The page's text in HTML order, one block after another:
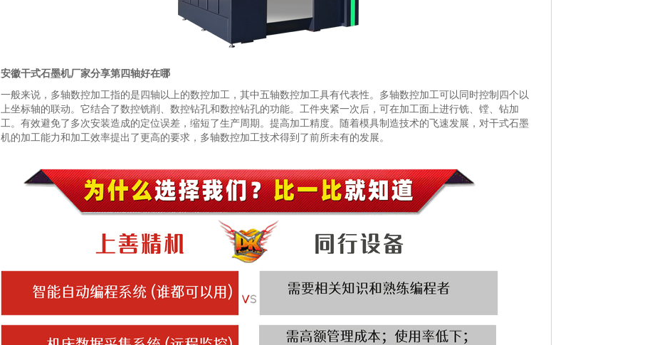
安徽干式石墨机厂家分享第四轴好在哪
一般来说，多轴数控加工指的是四轴以上的数控加工，其中五轴数控加工具有代表性。多轴数控加工可以同时控制四个以
上坐标轴的联动。它结合了数控铣削、数控钻孔和数控钻孔的功能。工件夹紧一次后，可在加工面上进行铣、镗、钻加
工。有效避免了多次安装造成的定位误差，缩短了生产周期。提高加工精度。随着模具制造技术的飞速发展，对干式石墨
机的加工能力和加工效率提出了更高的要求，多轴数控加工技术得到了前所未有的发展。